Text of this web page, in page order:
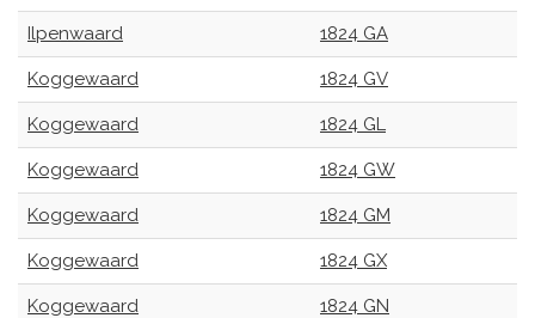
Ilpenwaard 1824 GA
Koggewaard 1824 GV
Koggewaard 1824 GL
Koggewaard 1824 GW
Koggewaard 1824 GM
Koggewaard 1824 GX
Koggewaard 1824 GN